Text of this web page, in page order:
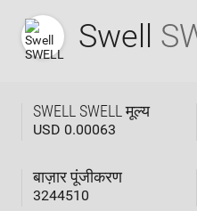
Swell
SWELL SWELL मूल्य
USD 0.00063
बाज़ार पूंजीकरण
3244510